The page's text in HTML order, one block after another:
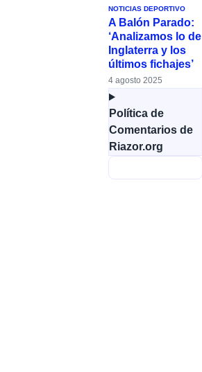
NOTICIAS DEPORTIVO
A Balón Parado:
‘Analizamos lo de
Inglaterra y los
últimos fichajes’
4 agosto 2025
Política de
Comentarios de
Riazor.org